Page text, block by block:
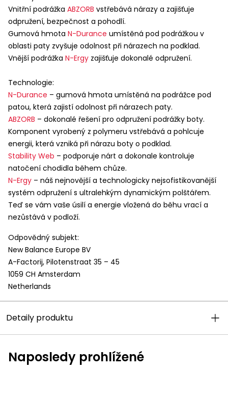
Vnitřní podrážka ABZORB vstřebává nárazy a zajišťuje
odpružení, bezpečnost a pohodlí.
Gumová hmota N-Durance umístěná pod podrážkou v
oblasti paty zvyšuje odolnost při nárazech na podklad.
Vnější podrážka N-Ergy zajišťuje dokonalé odpružení.
Technologie:
N-Durance – gumová hmota umístěná na podrážce pod
patou, která zajistí odolnost při nárazech paty.
ABZORB – dokonalé řešení pro odpružení podrážky boty.
Komponent vyrobený z polymeru vstřebává a pohlcuje
energii, která vzniká při nárazu boty o podklad.
Stability Web – podporuje nárt a dokonale kontroluje
natočení chodidla během chůze.
N-Ergy – náš nejnovější a technologicky nejsofistikovanější
systém odpružení s ultralehkým dynamickým polštářem.
Teď se vám vaše úsilí a energie vložená do běhu vrací a
nezůstává v podloží.
Odpovědný subjekt:
New Balance Europe BV
A-Factorij, Pilotenstraat 35 – 45
1059 CH Amsterdam
Netherlands
Detaily produktu
Naposledy prohlížené
cookies
Tyto stránky používají cookies za účelem
poskytování služeb, včetně služeb
souvisejících se správným fungováním
průzkumy jeho využívání a zobrazováním
personalizované a nepersonalizované
reklamy (profilování reklamy) v souladu se
Zásadami ochrany soukromía
Zásadami používání cookies. Podmínky
uchovávání a přístupu ke cookies můžete
upravit ve svém prohlížeči. Pro akceptaci
této skutečnosti prosím klikněte na
„Souhlasím“, nebo „Upravit nastavení
cookies“.
UPRAVIT NASTAVENÍ COOKIES